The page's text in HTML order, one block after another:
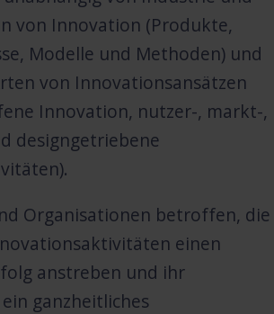
von Innovation (Produkte,
Modelle und Methoden) und
von Innovationsansätzen
Innovation, nutzer-, markt-,
designgetriebene
Organisationen betroffen, die
einen
anstreben und ihr
ganzheitliches